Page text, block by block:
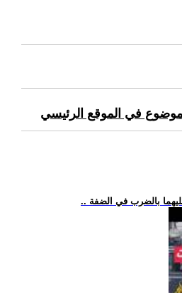
في الموقع الرئيسي
بالضرب في الضفة